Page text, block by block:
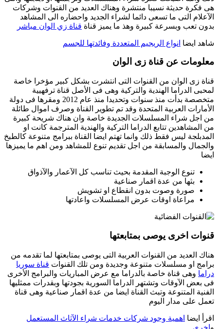
هى فكرة حديثة نسيبا منتشرة وهناك العديد من القنوات وشركات
الآعلام التى ما تسعى دائما لشراء الجديد واحضاره الى المشاهد
بدون تعب وبسرعة كبيرة وهذ ما يميز قناة قناة زي الوان مباشر
شاهد ايضا انواع الريجيم المتعددة وفائدتها للجسم
معلومات عن قناة زى الوان
قناة زى الوان من القنوات التى انتشرت بشكل كبير مؤخرا خاصة
لمحبى الدراما الهندية والتركية وهى فى الأصل قناة ترفهيية
متخصصة بدأت منذ سنوات وتحديدا منذ عام 2012 ومقرها فى دولة
الأمارات العربية المتحدة وقد تم تطوير القناة وصرف اموال طائلة
من اجل شراء المسلسلات الجديدة خاصة وان هناك شريحة كبيرة
من المشاهدين تتابع الدراما التركية والهندية المترجمة كانت او
المدبلجة ليس فقط ذلك وانما تهتم ايضا القناة ببرامج متنوعة كالطبخ
والجمال والمسابقة من اجل تقديم تنوع للمشاهد ومن اهم ما يميزها
ايضا
تنوع الوجبة المقدمة بحيث تناسب كل الآعمار والآذواق
بثها من عدة اقمار صناعية
صورة وصوت بدون انقطاع او تشويش
مراعاة اوقات عرض المسلسلات واعادتها
قنوات اخرى يوصى بمتابعتها
هناك العديد من القنوات العربية التى يوصى بمتابعتها لما تقدمه من
برامج او مسلسلات متنوعة وجديدة ومن تلك القنوات قناة سوريا
دراما وهى قناة خاصة بالدراما مع عرض المباريات والبرامج الأخرى
فى بعض الآوقات وتشتهر الدراما السورية بجودتها وبقدرات ممثليها
الفنية المتنوعة وتبث القناة ايضا من عدة اقمار صناعية وهى قناة
تعمل على مدار اليوم
اقرأ ايضا اهمية وجود شركات خدمات شراء الآثاث المستعمل
و اخرى